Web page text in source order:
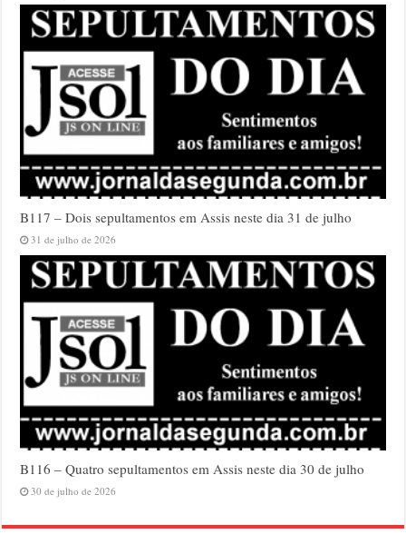
B117 – Dois sepultamentos em Assis neste dia 31 de julho
31 de julho de 2026
B116 – Quatro sepultamentos em Assis neste dia 30 de julho
30 de julho de 2026